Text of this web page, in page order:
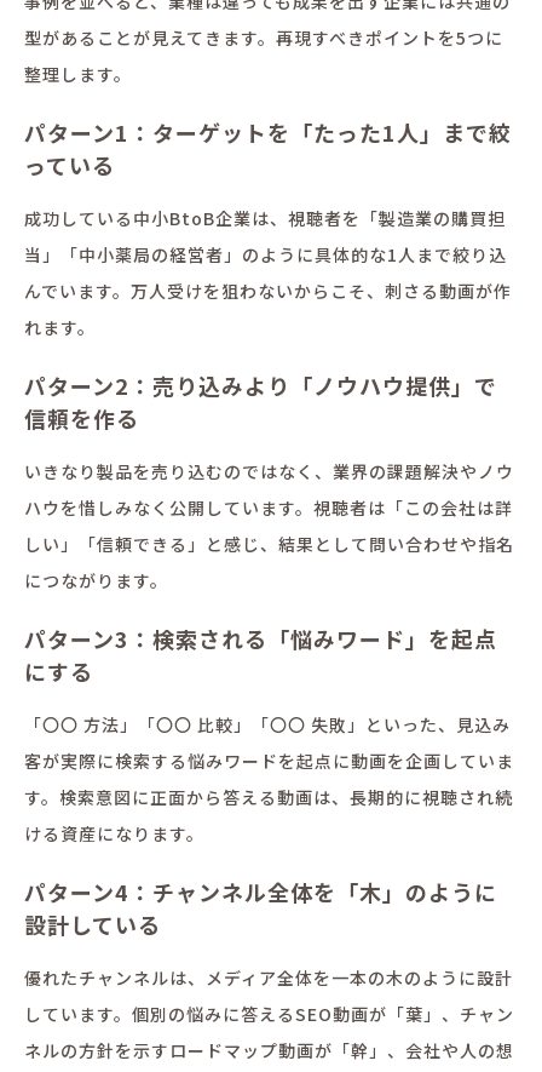
型があることが見えてきます。再現すべきポイントを5つに
整理します。
パターン1：ターゲットを「たった1人」まで絞
っている
成功している中小BtoB企業は、視聴者を「製造業の購買担
当」「中小薬局の経営者」のように具体的な1人まで絞り込
んでいます。万人受けを狙わないからこそ、刺さる動画が作
れます。
パターン2：売り込みより「ノウハウ提供」で
信頼を作る
いきなり製品を売り込むのではなく、業界の課題解決やノウ
ハウを惜しみなく公開しています。視聴者は「この会社は詳
しい」「信頼できる」と感じ、結果として問い合わせや指名
につながります。
パターン3：検索される「悩みワード」を起点
にする
「〇〇 方法」「〇〇 比較」「〇〇 失敗」といった、見込み
客が実際に検索する悩みワードを起点に動画を企画していま
す。検索意図に正面から答える動画は、長期的に視聴され続
ける資産になります。
パターン4：チャンネル全体を「木」のように
設計している
優れたチャンネルは、メディア全体を一本の木のように設計
しています。個別の悩みに答えるSEO動画が「葉」、チャン
ネルの方針を示すロードマップ動画が「幹」、会社や人の想